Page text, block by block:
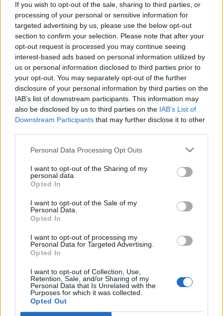
If you wish to opt-out of the sale, sharing to third parties, or
processing of your personal or sensitive information for
targeted advertising by us, please use the below opt-out
section to confirm your selection. Please note that after your
opt-out request is processed you may continue seeing
interest-based ads based on personal information utilized by
us or personal information disclosed to third parties prior to
your opt-out. You may separately opt-out of the further
disclosure of your personal information by third parties on the
IAB’s list of downstream participants. This information may
also be disclosed by us to third parties on the IAB’s List of
Downstream Participants that may further disclose it to other
Personal Data Processing Opt Outs
I want to opt-out of the Sharing of my
personal data.
Opted In
I want to opt-out of the Sale of my
Personal Data.
Opted In
I want to opt-out of processing my
Personal Data for Targeted Advertising.
Opted In
I want to opt-out of Collection, Use,
Retention, Sale, and/or Sharing of my
Personal Data that Is Unrelated with the
Purposes for which it was collected.
Opted Out